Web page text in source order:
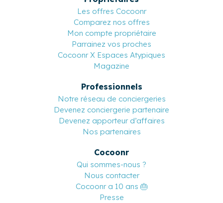
Les offres Cocoonr
Comparez nos offres
Mon compte propriétaire
Parrainez vos proches
Cocoonr X Espaces Atypiques
Magazine
Professionnels
Notre réseau de conciergeries
Devenez conciergerie partenaire
Devenez apporteur d’affaires
Nos partenaires
Cocoonr
Qui sommes-nous ?
Nous contacter
Cocoonr a 10 ans 🎂
Presse